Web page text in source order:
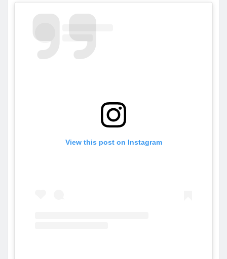
View this post on Instagram